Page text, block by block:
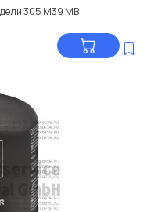
305 M39 МВ